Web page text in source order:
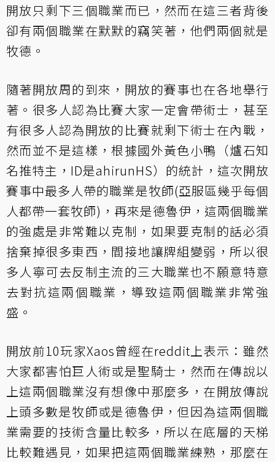
開放只剩下三個職業而已，然而在這三者背後
卻有兩個職業在默默的竊笑著，他們兩個就是
牧德。
隨著開放周的到來，開放的賽事也在各地舉行
著。很多人認為比賽大家一定會帶術士，甚至
有很多人認為開放的比賽就剩下術士在內戰，
然而並不是這樣，根據國外黃色小鴨（爐石知
名推特主，ID是ahirunHS）的統計，這次開放
賽事中最多人帶的職業是牧師(亞服區幾乎每個
人都帶一套牧師)，再來是德魯伊，這兩個職業
的強處是非常難以克制，如果要克制的話必須
捨棄掉很多東西，間接地讓牌組變弱，所以很
多人寧可去反制主流的三大職業也不願意特意
去對抗這兩個職業，導致這兩個職業非常強
盛。
開放前10玩家Xaos曾經在reddit上表示：雖然
大家都害怕巨人術或是聖騎士，然而在傳說以
上這兩個職業沒有想像中那麼多，在開放傳說
上頭多數是牧師或是德魯伊，但因為這兩個職
業需要的技術含量比較多，所以在底層的天梯
比較難遇見，如果把這兩個職業練熟，那麼在